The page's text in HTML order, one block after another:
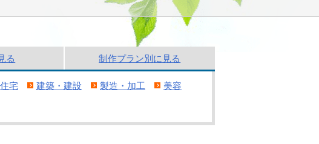
る 制作プラン別 に見る
住宅 建築・建設 製造・加工 美容